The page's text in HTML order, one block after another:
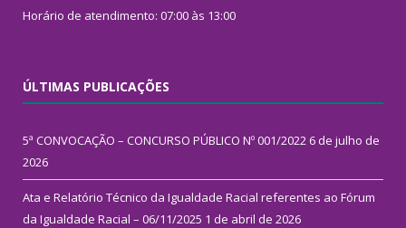
Horário de atendimento: 07:00 às 13:00
ÚLTIMAS PUBLICAÇÕES
5ª CONVOCAÇÃO – CONCURSO PÚBLICO Nº 001/2022 6 de julho de
2026
Ata e Relatório Técnico da Igualdade Racial referentes ao Fórum
da Igualdade Racial – 06/11/2025 1 de abril de 2026